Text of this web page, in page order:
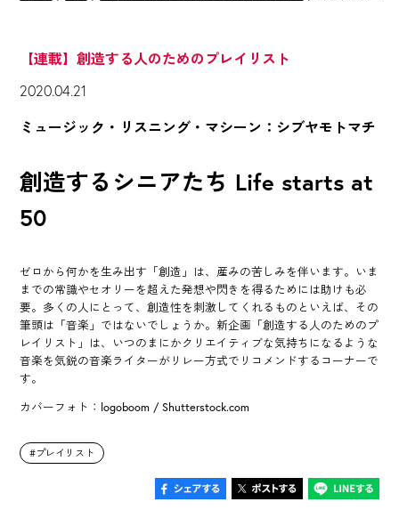
【連載】創造する人のためのプレイリスト
2020.04.21
ミュージック・リスニング・マシーン：シブヤモトマチ
創造するシニアたち Life starts at
50
ゼロから何かを生み出す「創造」は、産みの苦しみを伴います。いま
までの常識やセオリーを超えた発想や閃きを得るためには助けも必
要。多くの人にとって、創造性を刺激してくれるものといえば、その
筆頭は「音楽」ではないでしょうか。新企画「創造する人のためのプ
レイリスト」は、いつのまにかクリエイティブな気持ちになるような
音楽を気鋭の音楽ライターがリレー方式でリコメンドするコーナーで
す。
カバーフォト：logoboom / Shutterstock.com
プレイリスト